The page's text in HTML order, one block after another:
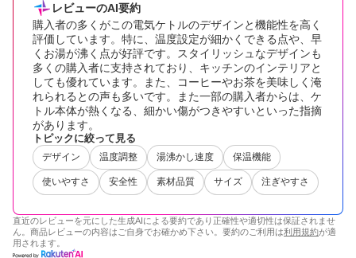
レビューのAI要約
購入者の多くがこの電気ケトルのデザインと機能性を高く
評価しています。特に、温度設定が細かくできる点や、早
くお湯が沸く点が好評です。スタイリッシュなデザインも
多くの購入者に支持されており、キッチンのインテリアと
しても優れています。また、コーヒーやお茶を美味しく淹
れられるとの声も多いです。また一部の購入者からは、ケ
トル本体が熱くなる、細かい傷がつきやすいといった指摘
があります。
トピックに絞って見る
デザイン 温度調整 湯沸かし速度 保温機能
使いやすさ 安全性 素材品質 サイズ 注ぎやすさ
直近のレビューを元にした生成AIによる要約であり正確性や適切性は保証されませ
ん。商品レビューの内容はご自身でお確かめ下さい。要約のご利用は利用規約が適
用されます。